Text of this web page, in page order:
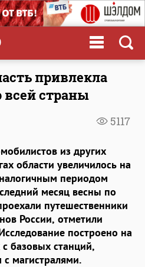
привлекла
всей страны
5117
из других
области увеличилось на
периодом
месяц весны по
путешественники
России, отметили
построено на
базовых станций,
магистралями.